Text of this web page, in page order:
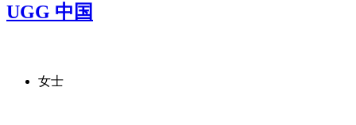
UGG 中国
女士